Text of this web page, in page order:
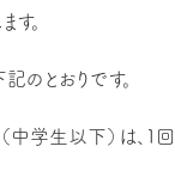
す。
のとおりです。
中学生以下）は、１